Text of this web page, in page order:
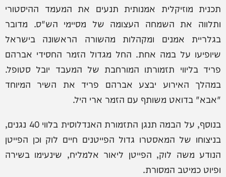
תכנית מוזיקלית אמנותית תנעים את המעמד ההיסטורי
ותלווה את השמחה העצומה של מסיימי הש"ס. מדובר
בגלריית אמנים ומקהלות מהשורה הראשונה בישראל
שיופיעו על במה אחת. החל מגדול הזמר החסידי אברהם
פריד בליווי תזמורתו המורחבת של המעבד יובל סטופל.
במהלך האירוע יבצע אברהם פריד את השיר המיוחד
"אבא" בדואט משותף עם הזמר ארי היל.
בנוסף, על הבמה תנגן התזמורת האנדלוסית בלווי 40 נגנים,
בניצוחו של המאסטרו גדול הפייטנים חיים לוק וכן הפייטן
הנודע משה לוק, הפייטן ליאור אלמליח, שינעימו בשירה
ופיוט כמיטב המסורת.